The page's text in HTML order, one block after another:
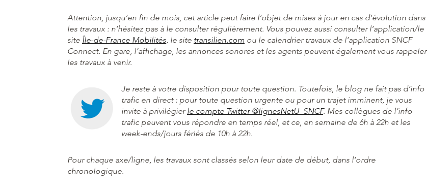
Attention, jusqu’en fin de mois, cet article peut faire l’objet de mises à jour en cas d’évolution dans
les travaux : n’hésitez pas à le consulter régulièrement. Vous pouvez aussi consulter l’application/le
site Île-de-France Mobilités, le site transilien.com ou le calendrier travaux de l’application SNCF
Connect. En gare, l’affichage, les annonces sonores et les agents peuvent également vous rappeler
les travaux à venir.
Je reste à votre disposition pour toute question. Toutefois, le blog ne fait pas d’info
trafic en direct : pour toute question urgente ou pour un trajet imminent, je vous
invite à privilégier le compte Twitter @lignesNetU_SNCF. Mes collègues de l’info
trafic peuvent vous répondre en temps réel, et ce, en semaine de 6h à 22h et les
week-ends/jours fériés de 10h à 22h.
Pour chaque axe/ligne, les travaux sont classés selon leur date de début, dans l’ordre
chronologique.